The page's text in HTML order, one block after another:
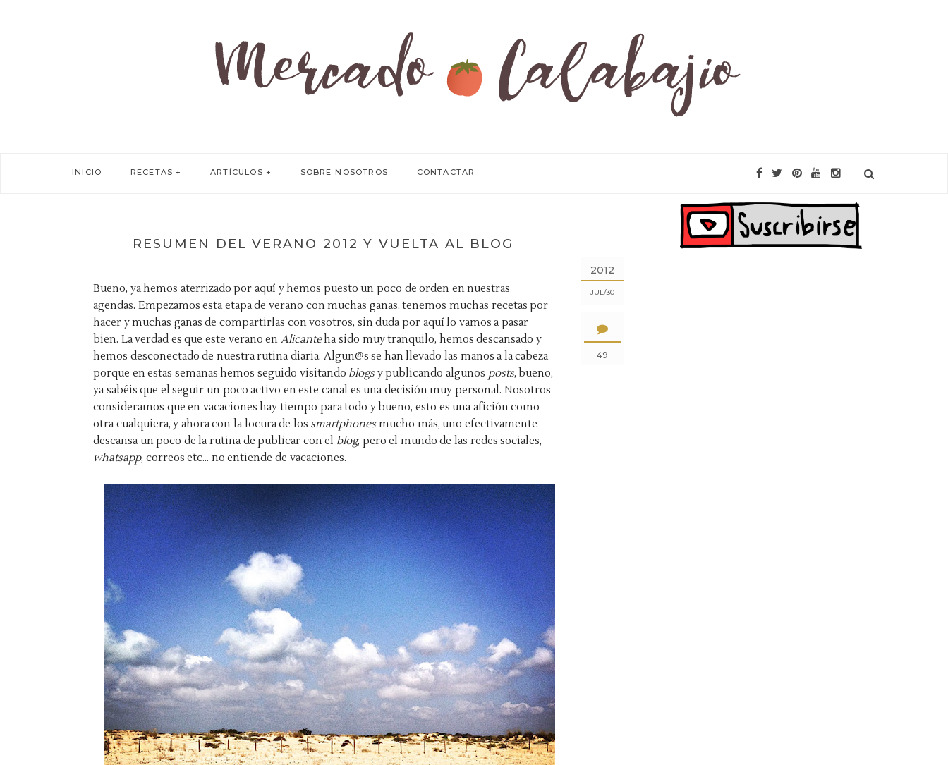
INICIO RECETAS ARTÍCULOS SOBRE NOSOTROS CONTACTAR
2012
JUL 30
49
RESUMEN DEL VERANO 2012 Y VUELTA AL BLOG
Bueno, ya hemos aterrizado por aquí y hemos puesto un poco de orden en nuestras
agendas. Empezamos esta etapa de verano con muchas ganas, tenemos muchas recetas por
hacer y muchas ganas de compartirlas con vosotros, sin duda por aquí lo vamos a pasar
bien. La verdad es que este verano en Alicanteha sido muy tranquilo, hemos descansado y
hemos desconectado de nuestra rutina diaria. Algun@s se han llevado las manos a la cabeza
porque en estas semanas hemos seguido visitando blogsy publicando algunos posts, bueno,
ya sabéis que el seguir un poco activo en este canal es una decisión muy personal. Nosotros
consideramos que en vacaciones hay tiempo para todo y bueno, esto es una afición como
otra cualquiera, y ahora con la locura de los smartphonesmucho más, uno efectivamente
descansa un poco de la rutina de publicar con el blog, pero el mundo de las redes sociales,
whatsapp, correos etc... no entiende de vacaciones.